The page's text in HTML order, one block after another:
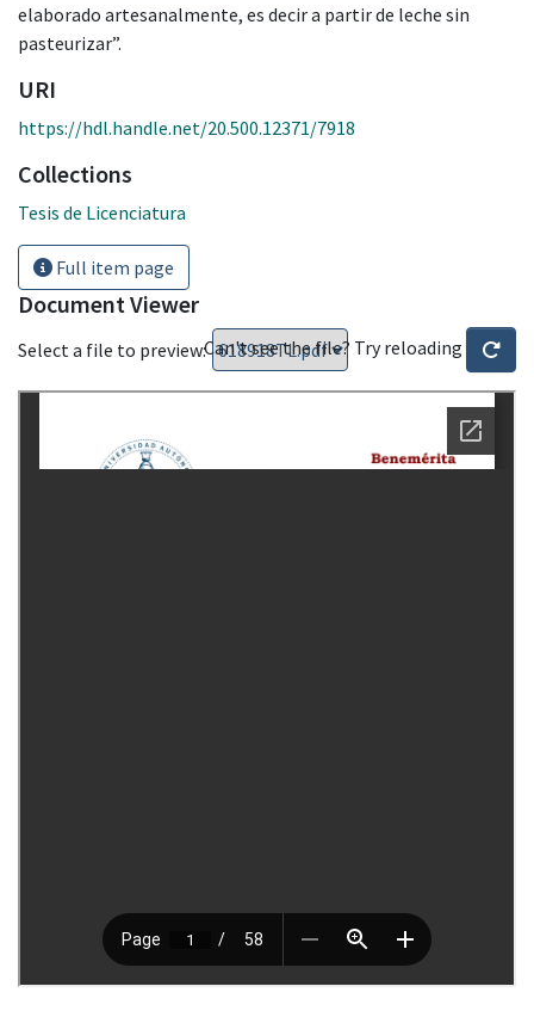
elaborado artesanalmente, es decir a partir de leche sin
pasteurizar”.
URI
https://hdl.handle.net/20.500.12371/7918
Collections
Tesis de Licenciatura
Full item page
Document Viewer
Select a file to preview:Can't see the file? Try reloading